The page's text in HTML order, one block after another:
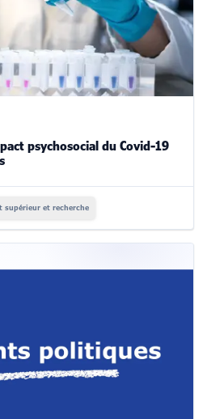
psychosocial du Covid-19
supérieur et recherche